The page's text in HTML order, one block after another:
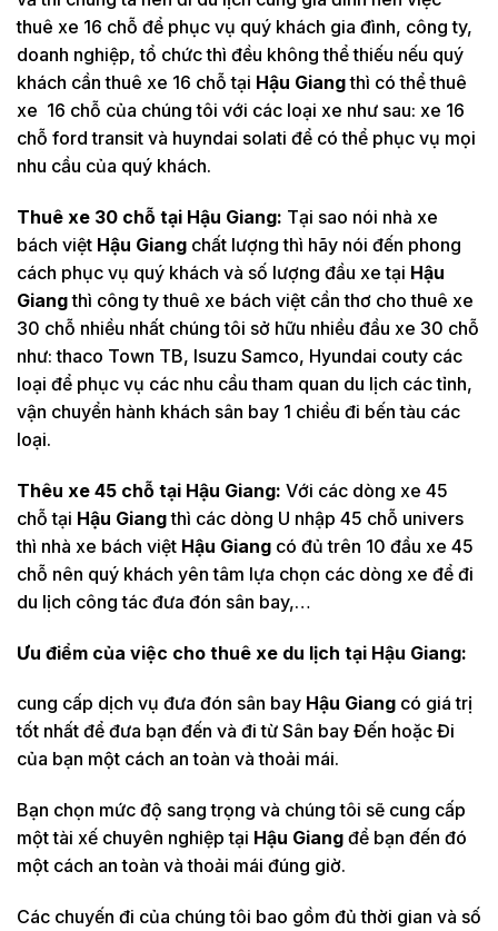
thuê xe 16 chỗ để phục vụ quý khách gia đình, công ty,
doanh nghiệp, tổ chức thì đều không thể thiếu nếu quý
khách cần thuê xe 16 chỗ tại Hậu Giangthì có thể thuê
xe 16 chỗ của chúng tôi với các loại xe như sau: xe 16
chỗ ford transit và huyndai solati để có thể phục vụ mọi
nhu cầu của quý khách.
Thuê xe 30 chỗ tại Hậu Giang: Tại sao nói nhà xe
bách việt Hậu Giang chất lượng thì hãy nói đến phong
cách phục vụ quý khách và số lượng đầu xe tại Hậu
Giangthì công ty thuê xe bách việt cần thơ cho thuê xe
30 chỗ nhiều nhất chúng tôi sở hữu nhiều đầu xe 30 chỗ
như: thaco Town TB, Isuzu Samco, Hyundai couty các
loại để phục vụ các nhu cầu tham quan du lịch các tỉnh,
vận chuyển hành khách sân bay 1 chiều đi bến tàu các
loại.
Thêu xe 45 chỗ tại Hậu Giang: Với các dòng xe 45
chỗ tại Hậu Giangthì các dòng U nhập 45 chỗ univers
thì nhà xe bách việt Hậu Giang có đủ trên 10 đầu xe 45
chỗ nên quý khách yên tâm lựa chọn các dòng xe để đi
du lịch công tác đưa đón sân bay,…
Ưu điểm của việc cho thuê xe du lịch tại Hậu Giang:
cung cấp dịch vụ đưa đón sân bay Hậu Giang có giá trị
tốt nhất để đưa bạn đến và đi từ Sân bay Đến hoặc Đi
của bạn một cách an toàn và thoải mái.
Bạn chọn mức độ sang trọng và chúng tôi sẽ cung cấp
một tài xế chuyên nghiệp tại Hậu Giang để bạn đến đó
một cách an toàn và thoải mái đúng giờ.
Các chuyến đi của chúng tôi bao gồm đủ thời gian và số